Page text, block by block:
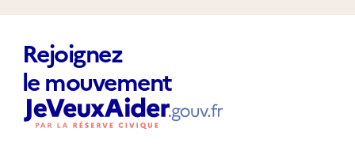
Rejoignez
le mouvement